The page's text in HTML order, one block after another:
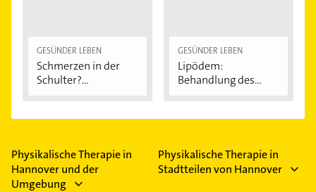
GESÜNDER LEBEN
Schmerzen in der
Schulter?
GESÜNDER LEBEN
Lipödem:
Behandlung des
Physikalische Therapie in
Hannover und der
Umgebung
Physikalische Therapie in
Stadtteilen von Hannover